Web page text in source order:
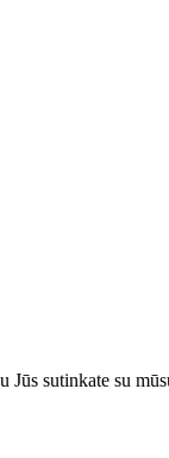
Jūs sutinkate su